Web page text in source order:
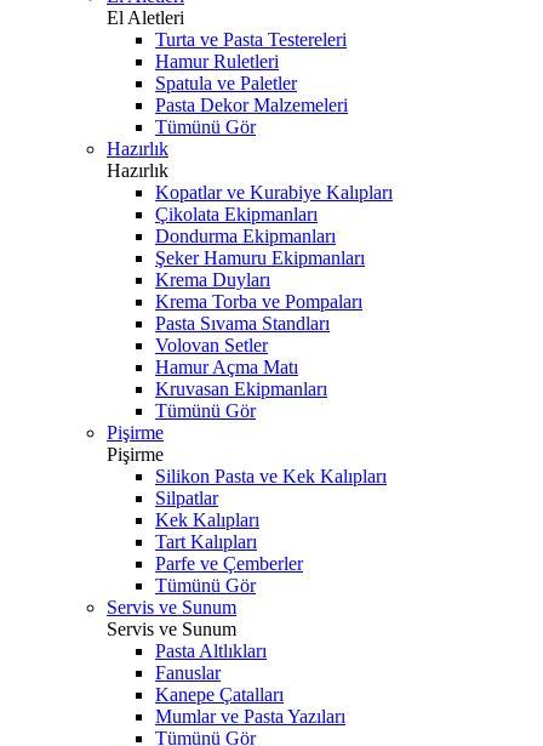
El Aletleri
Turta ve Pasta Testereleri
Hamur Ruletleri
Spatula ve Paletler
Pasta Dekor Malzemeleri
Tümünü Gör
Hazırlık
Hazırlık
Kopatlar ve Kurabiye Kalıpları
Çikolata Ekipmanları
Dondurma Ekipmanları
Şeker Hamuru Ekipmanları
Krema Duyları
Krema Torba ve Pompaları
Pasta Sıvama Standları
Volovan Setler
Hamur Açma Matı
Kruvasan Ekipmanları
Tümünü Gör
Pişirme
Pişirme
Silikon Pasta ve Kek Kalıpları
Silpatlar
Kek Kalıpları
Tart Kalıpları
Parfe ve Çemberler
Tümünü Gör
Servis ve Sunum
Servis ve Sunum
Pasta Altlıkları
Fanuslar
Kanepe Çatalları
Mumlar ve Pasta Yazıları
Tümünü Gör